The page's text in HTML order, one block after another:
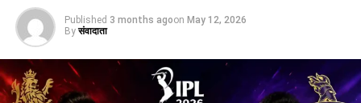
Published 3 months agoon May 12, 2026
By संवादाता